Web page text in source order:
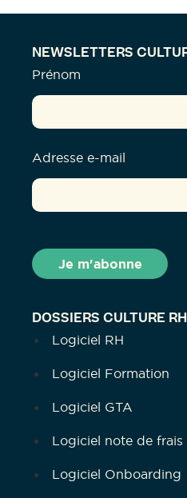
DOSSIERS CULTURE RH
Logiciel RH
Logiciel Formation
Logiciel GTA
Logiciel note de frais
Logiciel Onboarding
NEWSLETTERS
Prénom
Adresse e-mail